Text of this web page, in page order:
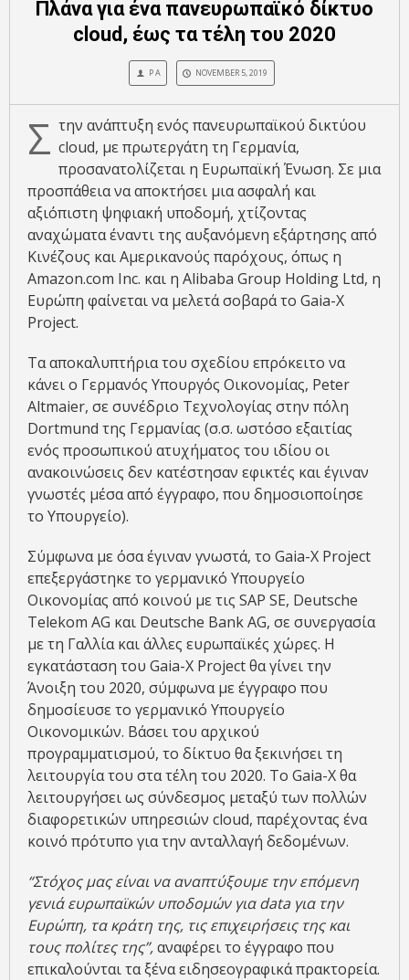
Πλάνα για ένα πανευρωπαϊκό δίκτυο
cloud, έως τα τέλη του 2020
P A NOVEMBER 5, 2019
Σ την ανάπτυξη ενός πανευρωπαϊκού δικτύου
cloud, με πρωτεργάτη τη Γερμανία,
προσανατολίζεται η Ευρωπαϊκή Ένωση. Σε μια
προσπάθεια να αποκτήσει μια ασφαλή και
αξιόπιστη ψηφιακή υποδομή, χτίζοντας
αναχώματα έναντι της αυξανόμενη εξάρτησης από
Κινέζους και Αμερικανούς παρόχους, όπως η
Amazon.com Inc. και η Alibaba Group Holding Ltd, η
Ευρώπη φαίνεται να μελετά σοβαρά το Gaia-X
Project.
Τα αποκαλυπτήρια του σχεδίου επρόκειτο να
κάνει ο Γερμανός Υπουργός Οικονομίας, Peter
Altmaier, σε συνέδριο Τεχνολογίας στην πόλη
Dortmund της Γερμανίας (σ.σ. ωστόσο εξαιτίας
ενός προσωπικού ατυχήματος του ιδίου οι
ανακοινώσεις δεν κατέστησαν εφικτές και έγιναν
γνωστές μέσα από έγγραφο, που δημοσιοποίησε
το Υπουργείο).
Σύμφωνα με όσα έγιναν γνωστά, το Gaia-X Project
επεξεργάστηκε το γερμανικό Υπουργείο
Οικονομίας από κοινού με τις SAP SE, Deutsche
Telekom AG και Deutsche Bank AG, σε συνεργασία
με τη Γαλλία και άλλες ευρωπαϊκές χώρες. Η
εγκατάσταση του Gaia-X Project θα γίνει την
Άνοιξη του 2020, σύμφωνα με έγγραφο που
δημοσίευσε το γερμανικό Υπουργείο
Οικονομικών. Βάσει του αρχικού
προγραμματισμού, το δίκτυο θα ξεκινήσει τη
λειτουργία του στα τέλη του 2020. Το Gaia-X θα
λειτουργήσει ως σύνδεσμος μεταξύ των πολλών
διαφορετικών υπηρεσιών cloud, παρέχοντας ένα
κοινό πρότυπο για την ανταλλαγή δεδομένων.
“Στόχος μας είναι να αναπτύξουμε την επόμενη
γενιά ευρωπαϊκών υποδομών για data για την
Ευρώπη, τα κράτη της, τις επιχειρήσεις της και
τους πολίτες της”,αναφέρει το έγγραφο που
επικαλούνται τα ξένα ειδησεογραφικά πρακτορεία.